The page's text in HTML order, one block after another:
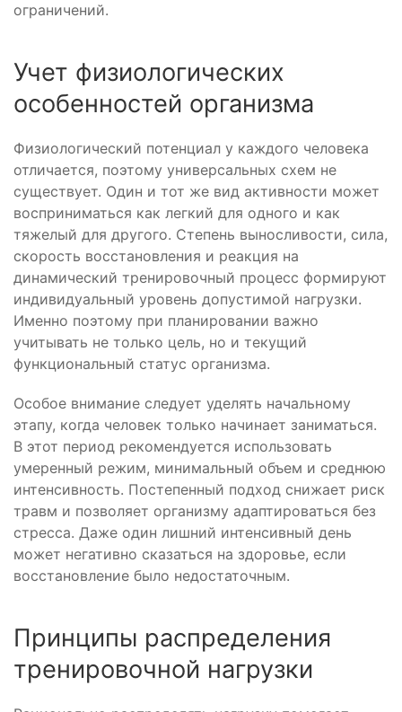
ограничений.
Учет физиологических
особенностей организма
Физиологический потенциал у каждого человека
отличается, поэтому универсальных схем не
существует. Один и тот же вид активности может
восприниматься как легкий для одного и как
тяжелый для другого. Степень выносливости, сила,
скорость восстановления и реакция на
динамический тренировочный процесс формируют
индивидуальный уровень допустимой нагрузки.
Именно поэтому при планировании важно
учитывать не только цель, но и текущий
функциональный статус организма.
Особое внимание следует уделять начальному
этапу, когда человек только начинает заниматься.
В этот период рекомендуется использовать
умеренный режим, минимальный объем и среднюю
интенсивность. Постепенный подход снижает риск
травм и позволяет организму адаптироваться без
стресса. Даже один лишний интенсивный день
может негативно сказаться на здоровье, если
восстановление было недостаточным.
Принципы распределения
тренировочной нагрузки